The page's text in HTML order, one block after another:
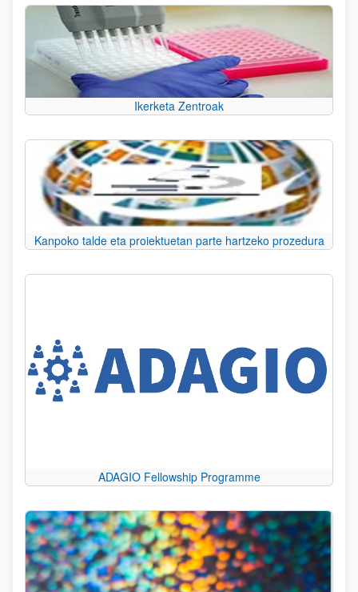
Ikerketa Zentroak
Kanpoko talde eta proiektuetan parte hartzeko prozedura
ADAGIO Fellowship Programme